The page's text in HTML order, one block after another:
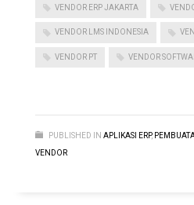
VENDOR ERP JAKARTA
VENDOR LMS INDONESIA
VENDOR PT VENDOR
PUBLISHED IN APLIKASI ERP,
VENDOR